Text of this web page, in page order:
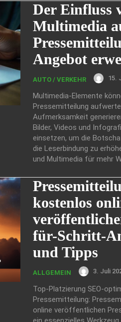
Der Einfluss
Multimedia
Angebot
AUTO / VERKEHR 15.
Multimedia-Elemente
Pressemitteilung
Aufmerksamkeit
Bilder, Videos und
einsetzen, um die
die Leserbindung zu
und Multimedia für mehr
kostenlos
für-Schritt-
und Tipps
ALLGEMEIN 3. Juli
Top-Platzierung SEO-
Pressemitteilung:
online veröffentlichen